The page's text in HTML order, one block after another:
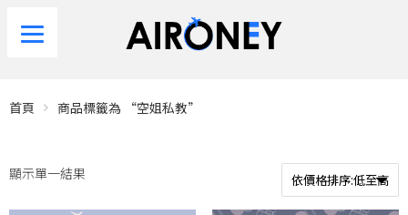
首頁 商品標籤為 “空姐私教”
顯示單一結果